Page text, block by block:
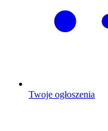
Twoje ogłoszenia